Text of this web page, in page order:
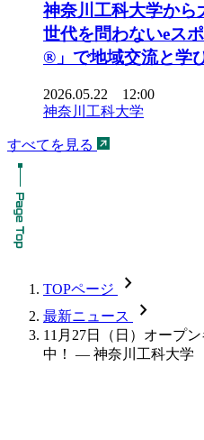
神奈川工科大学から
世代を問わないeス
®」で地域交流と学
2026.05.22 12:00
神奈川工科大学
すべてを見る
TOPページ chevron_forward
最新ニュース chevron_forward
11月27日（日）オープ
中！ — 神奈川工科大学